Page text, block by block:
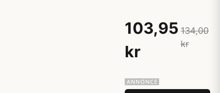
103,95
kr
134,00
kr